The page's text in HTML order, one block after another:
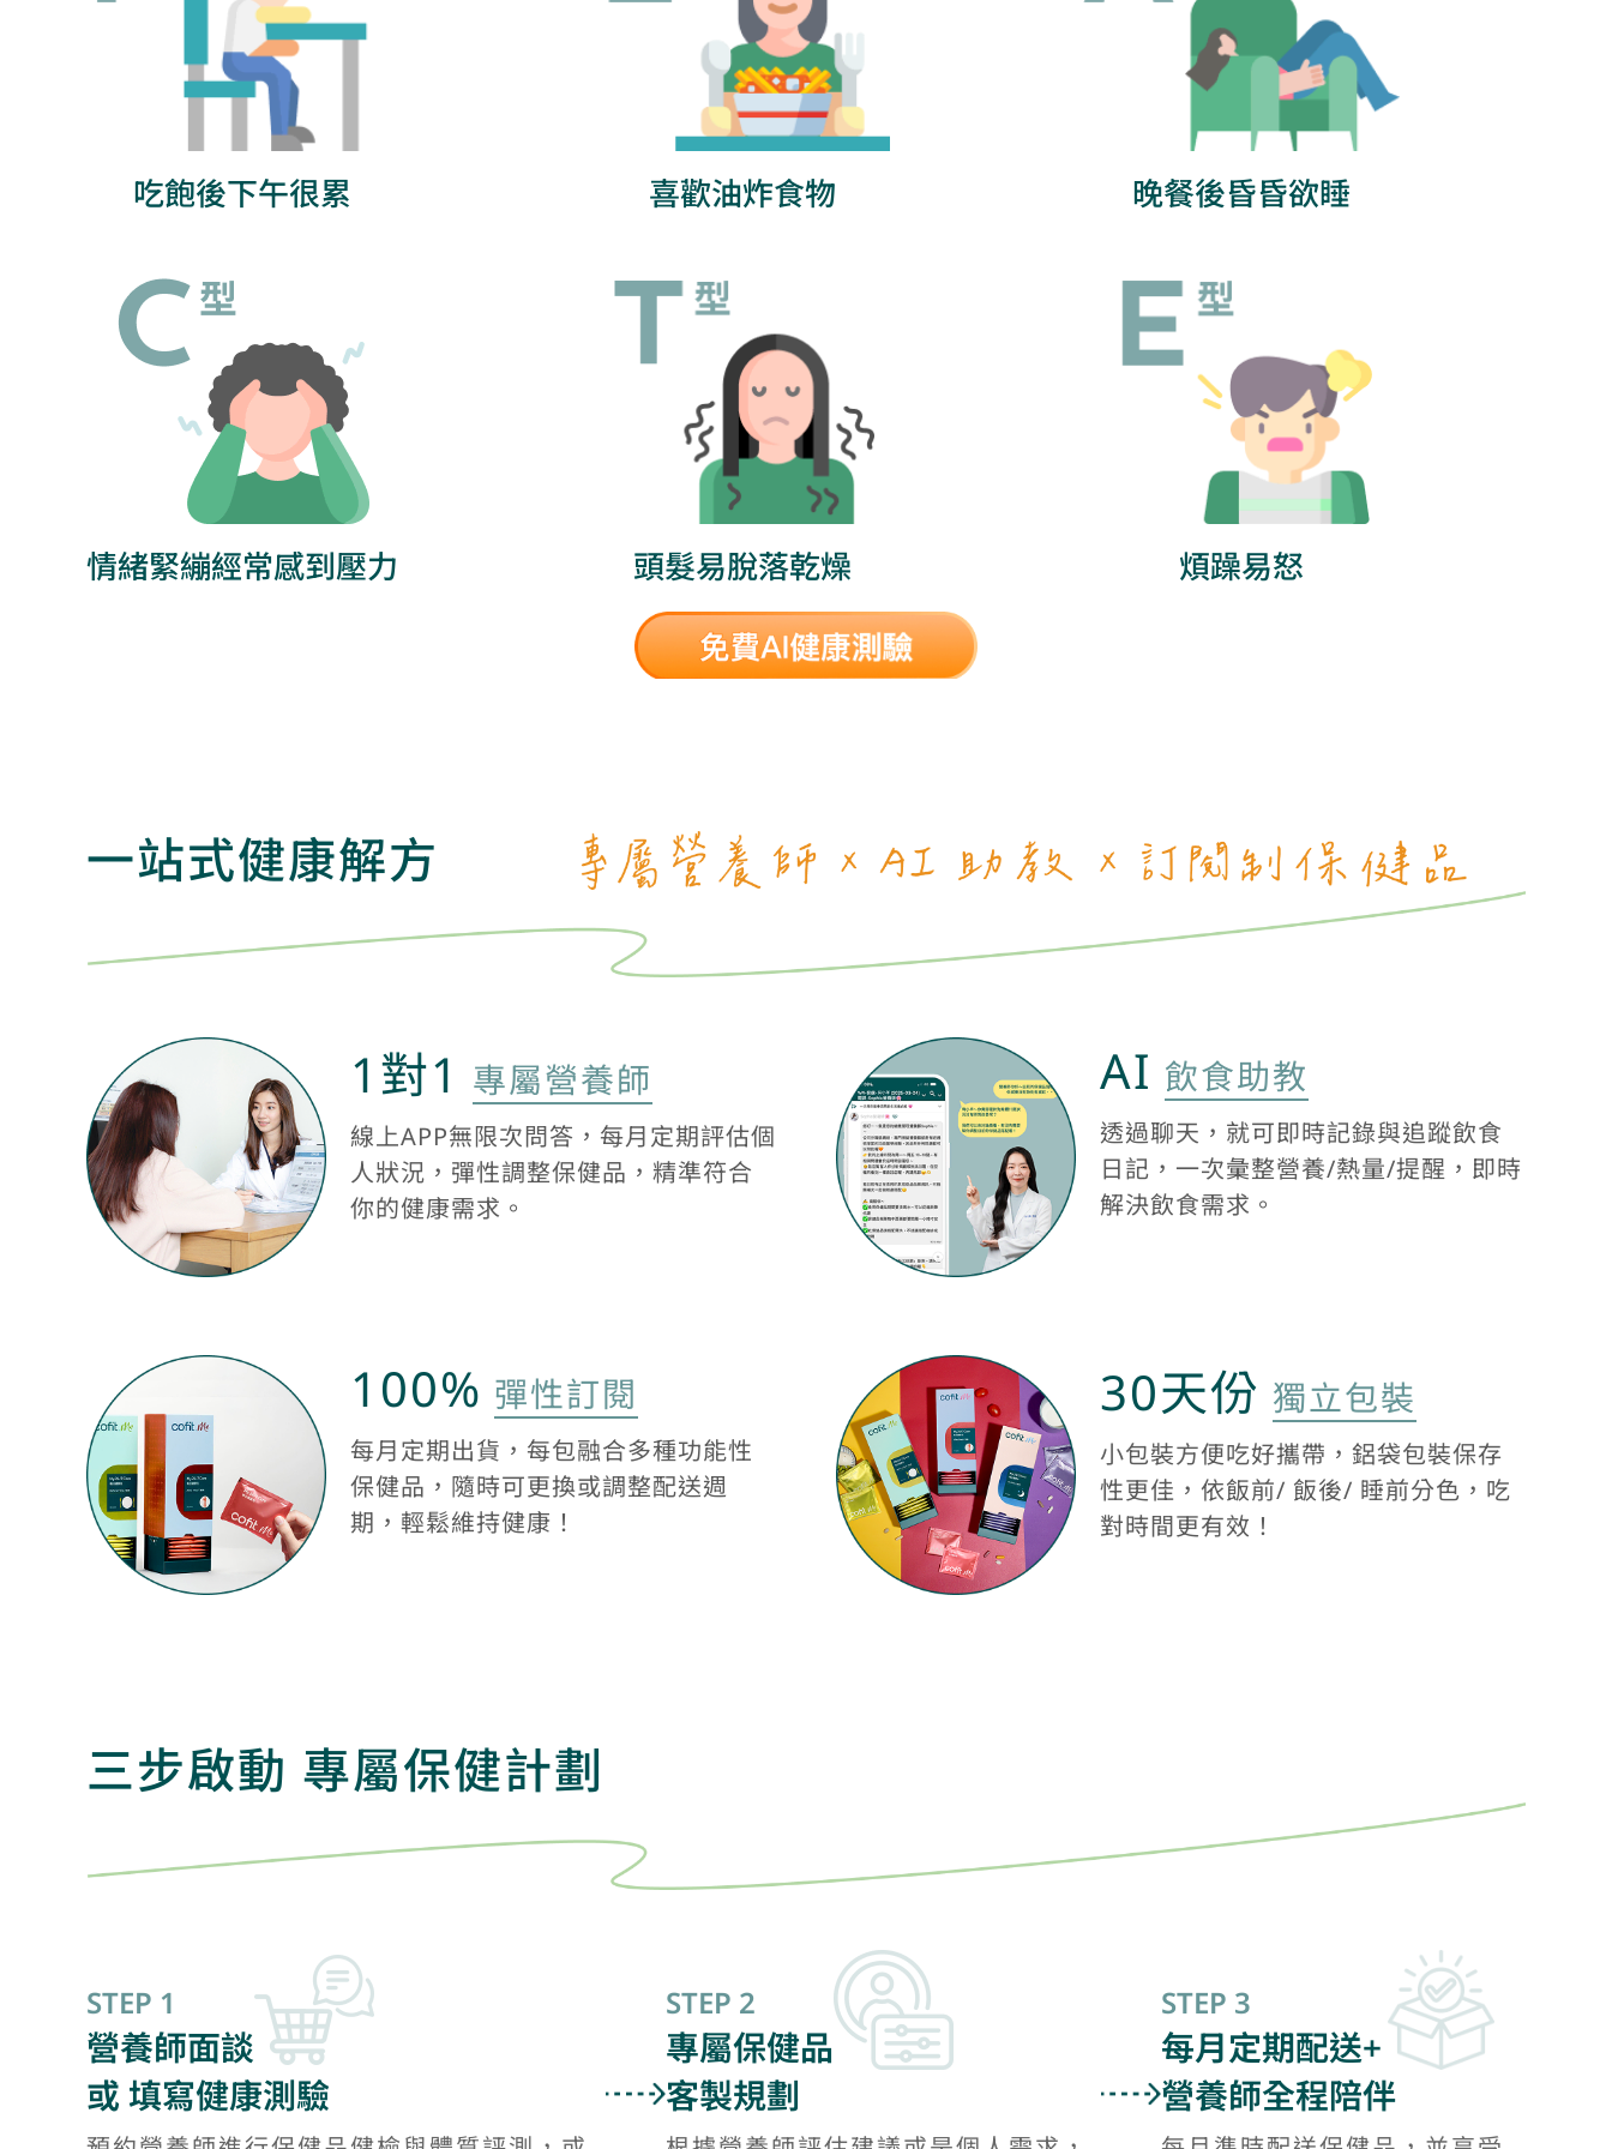
吃飽後下午很累 喜歡油炸食物 晚餐後昏昏欲睡
情緒緊繃經常感到壓力 頭髮易脫落乾燥 煩躁易怒
一站式健康解方
1對1 專屬營養師
線上APP無限次問答，每月定期評估個
人狀況，彈性調整保健品，精準符合
你的健康需求。
AI 飲食助教
透過聊天，就可即時記錄與追蹤飲食
日記，一次彙整營養/熱量/提醒，即時
解決飲食需求。
100% 彈性訂閱
每月定期出貨，每包融合多種功能性
保健品，隨時可更換或調整配送週
期，輕鬆維持健康！
30天份 獨立包裝
小包裝方便吃好攜帶，鋁袋包裝保存
性更佳，依飯前/ 飯後/ 睡前分色，吃
對時間更有效！
三步啟動 專屬保健計劃
STEP 1
營養師面談
或 填寫健康測驗
STEP 2
專屬保健品
客製規劃
STEP 3
每月定期配送+
營養師全程陪伴